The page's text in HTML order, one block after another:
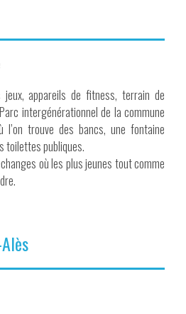
jeux, appareils de fitness, terrain de
intergénérationnel de la commune
trouve des bancs, une fontaine
toilettes publiques.
où les plus jeunes tout comme